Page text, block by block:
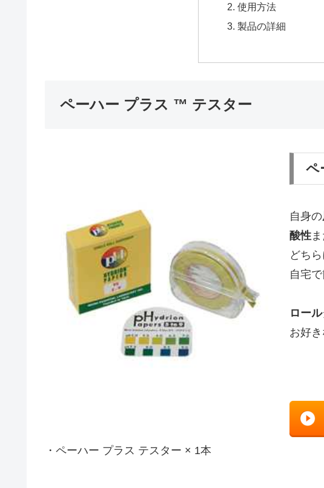
使用方法
製品の詳細
ペーハー プラス ™️ テスター
・ペーハー プラス テスター × 1本
ペ
自身の
酸性
どち
自宅
ロー
お好